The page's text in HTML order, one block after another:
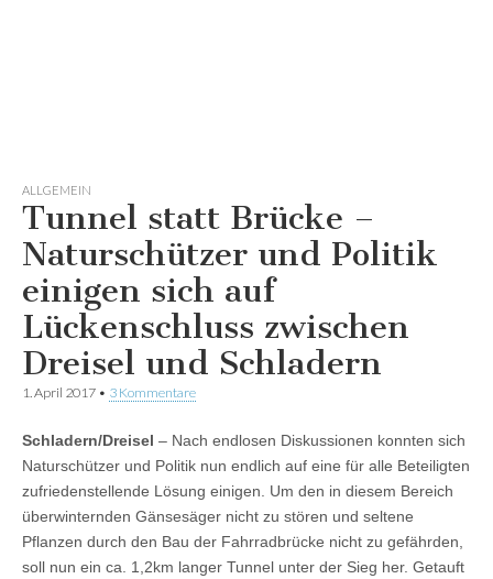
ALLGEMEIN
Tunnel statt Brücke –
Naturschützer und Politik
einigen sich auf
Lückenschluss zwischen
Dreisel und Schladern
1. April 2017 • 3 Kommentare
Schladern/Dreisel – Nach endlosen Diskussionen konnten sich
Naturschützer und Politik nun endlich auf eine für alle Beteiligten
zufriedenstellende Lösung einigen. Um den in diesem Bereich
überwinternden Gänsesäger nicht zu stören und seltene
Pflanzen durch den Bau der Fahrradbrücke nicht zu gefährden,
soll nun ein ca. 1,2km langer Tunnel unter der Sieg her. Getauft